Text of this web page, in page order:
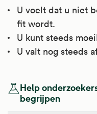
U voelt dat u niet
fit wordt.
U kunt steeds
U valt nog steeds
Help
begrijpen